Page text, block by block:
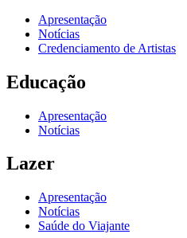
Apresentação
Notícias
Credenciamento de Artistas
Educação
Apresentação
Notícias
Lazer
Apresentação
Notícias
Saúde do Viajante